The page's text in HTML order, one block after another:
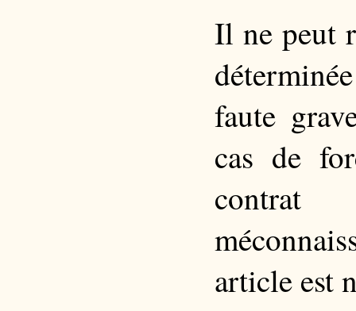
Il ne peut
faute
cas de
contrat
article est